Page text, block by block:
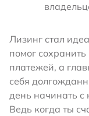
Лизинг стал
помог
платежей, а
себя
день начинать с
Ведь когда ты